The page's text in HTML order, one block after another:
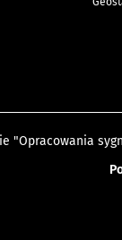
"Opracowania